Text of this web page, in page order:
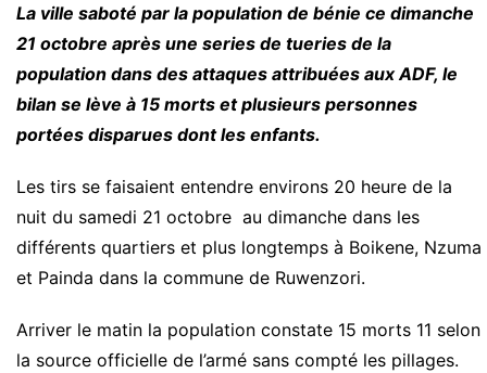
La ville saboté par la population de bénie ce dimanche
21 octobre après une series de tueries de la
population dans des attaques attribuées aux ADF, le
bilan se lève à 15 morts et plusieurs personnes
portées disparues dont les enfants.
Les tirs se faisaient entendre environs 20 heure de la
nuit du samedi 21 octobre au dimanche dans les
différents quartiers et plus longtemps à Boikene, Nzuma
et Painda dans la commune de Ruwenzori.
Arriver le matin la population constate 15 morts 11 selon
la source officielle de l’armé sans compté les pillages.